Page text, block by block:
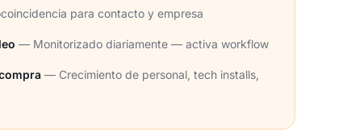
para contacto y empresa
— Monitorizado diariamente — activa workflow
— Crecimiento de personal, tech installs,